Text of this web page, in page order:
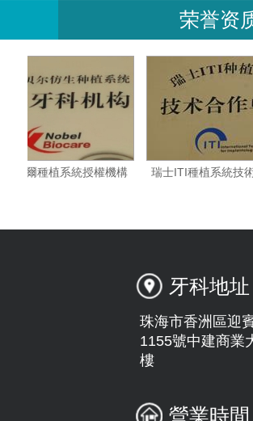
荣誉资
瑞典諾貝爾種植系統授權機構 瑞士ITI種植
牙科地址
珠海市香洲區迎
1155號中建商業
樓
營業時間